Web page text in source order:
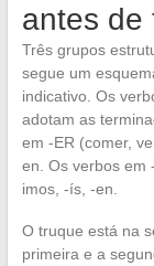
antes de
Três grupos
segue um
indicativo. Os
adotam as
em -ER (comer,
en. Os verbos em
imos, -ís, -en.
O truque está na
primeira e a